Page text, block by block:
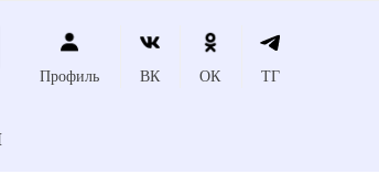
Профиль ВК ОК ТГ